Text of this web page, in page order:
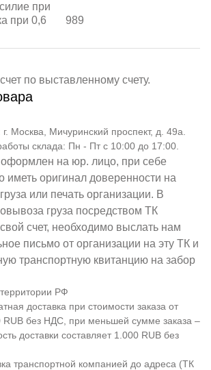
при
при 0,6
989
по выставленному счету.
Москва, Мичуринский проспект, д. 49а.
склада: Пн - Пт с 10:00 до 17:00.
оформлен на юр. лицо, при себе
иметь оригинал доверенности на
или печать организации. В
груза посредством ТК
счет, необходимо выслать нам
письмо от организации на эту ТК и
транспортную квитанцию на забор
РФ
доставка при стоимости заказа от
RUB без НДС, при меньшей сумме заказа –
доставки составляет 1.000 RUB без
транспортной компанией до адреса (ТК